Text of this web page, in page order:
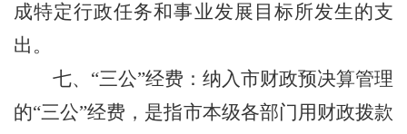
成特定行政任务和事业发展目标所发生的支
出。
七、 “三公”经费 ：纳入市财政预决算管理
的“三公”经费，是指市本级各部门用财政拨款